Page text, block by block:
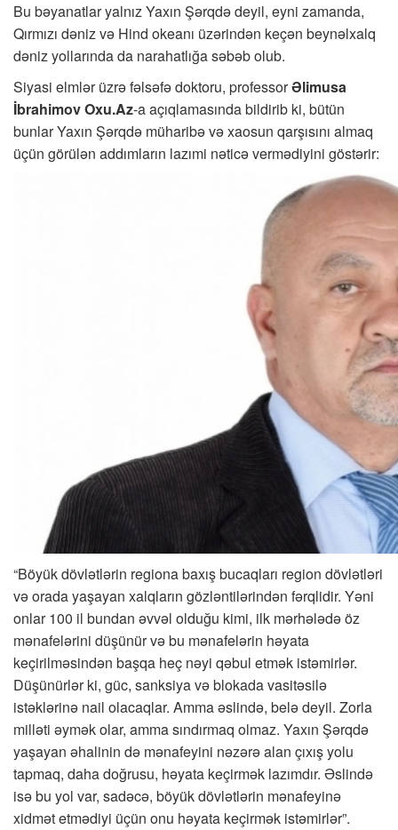
Bu bəyanatlar yalnız Yaxın Şərqdə deyil, eyni zamanda,
Qırmızı dəniz və Hind okeanı üzərindən keçən beynəlxalq
dəniz yollarında da narahatlığa səbəb olub.
Siyasi elmlər üzrə fəlsəfə doktoru, professorƏlimusa
İbrahimov Oxu.Az-a açıqlamasında bildirib ki, bütün
bunlar Yaxın Şərqdə müharibə və xaosun qarşısını almaq
üçün görülən addımların lazımi nəticə vermədiyini göstərir:
“Böyük dövlətlərin regiona baxış bucaqları region dövlətləri
və orada yaşayan xalqların gözləntilərindən fərqlidir. Yəni
onlar 100 il bundan əvvəl olduğu kimi, ilk mərhələdə öz
mənafelərini düşünür və bu mənafelərin həyata
keçirilməsindən başqa heç nəyi qəbul etmək istəmirlər.
Düşünürlər ki, güc, sanksiya və blokada vasitəsilə
istəklərinə nail olacaqlar. Amma əslində, belə deyil. Zorla
milləti əymək olar, amma sındırmaq olmaz. Yaxın Şərqdə
yaşayan əhalinin də mənafeyini nəzərə alan çıxış yolu
tapmaq, daha doğrusu, həyata keçirmək lazımdır. Əslində
isə bu yol var, sadəcə, böyük dövlətlərin mənafeyinə
xidmət etmədiyi üçün onu həyata keçirmək istəmirlər”.